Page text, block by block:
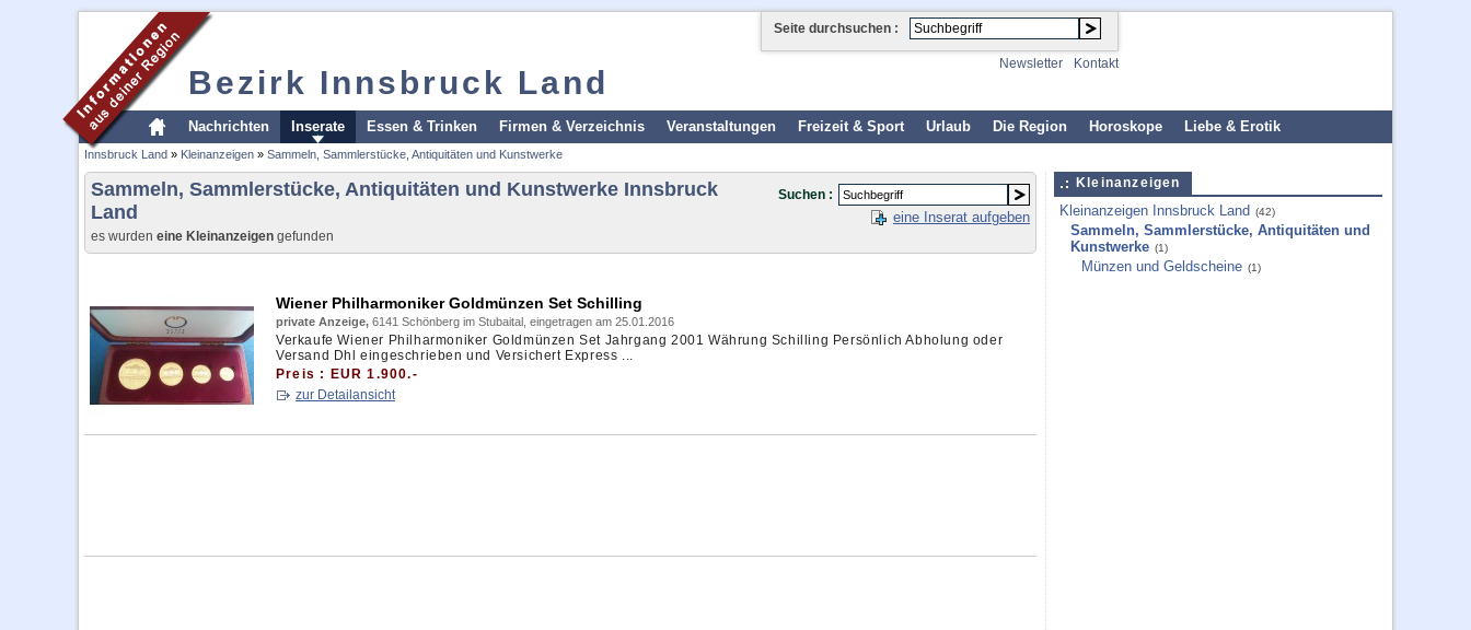
Bezirk Innsbruck Land
Seite durchsuchen :
Newsletter Kontakt
Nachrichten Inserate Essen & Trinken Firmen & Verzeichnis Veranstaltungen Freizeit & Sport Urlaub Die Region Horoskope Liebe & Erotik
Innsbruck Land » Kleinanzeigen » Sammeln, Sammlerstücke, Antiquitäten und Kunstwerke
Sammeln, Sammlerstücke, Antiquitäten und Kunstwerke Innsbruck
Land
es wurden eine Kleinanzeigen gefunden
Suchen :
eine Inserat aufgeben
Wiener Philharmoniker Goldmünzen Set Schilling
private Anzeige, 6141 Schönberg im Stubaital, eingetragen am 25.01.2016
Verkaufe Wiener Philharmoniker Goldmünzen Set Jahrgang 2001 Währung Schilling Persönlich Abholung oder
Versand Dhl eingeschrieben und Versichert Express ...
Preis : EUR 1.900.-
zur Detailansicht
Kleinanzeigen
Kleinanzeigen Innsbruck Land (42)
Sammeln, Sammlerstücke, Antiquitäten und
Kunstwerke (1)
Münzen und Geldscheine (1)